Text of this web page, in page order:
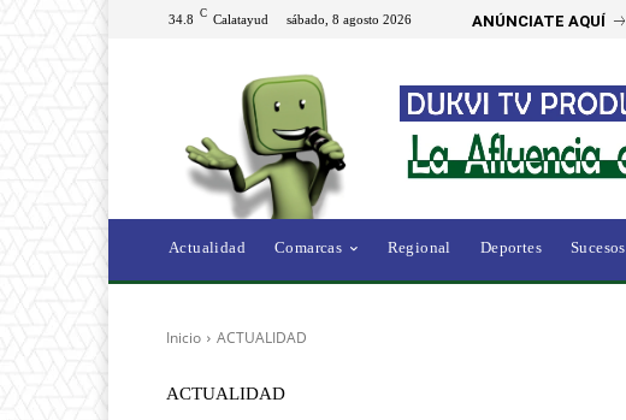
34.8 C Calatayud sábado, 8 agosto 2026 ANÚNCIATE AQUÍ
Actualidad Comarcas Regional Deportes Sucesos
Inicio ACTUALIDAD
ACTUALIDAD